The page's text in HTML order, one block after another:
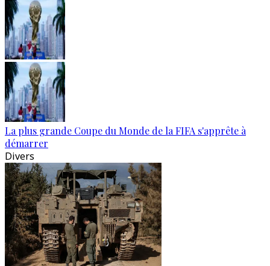
La plus grande Coupe du Monde de la FIFA s'apprête à
démarrer
Divers